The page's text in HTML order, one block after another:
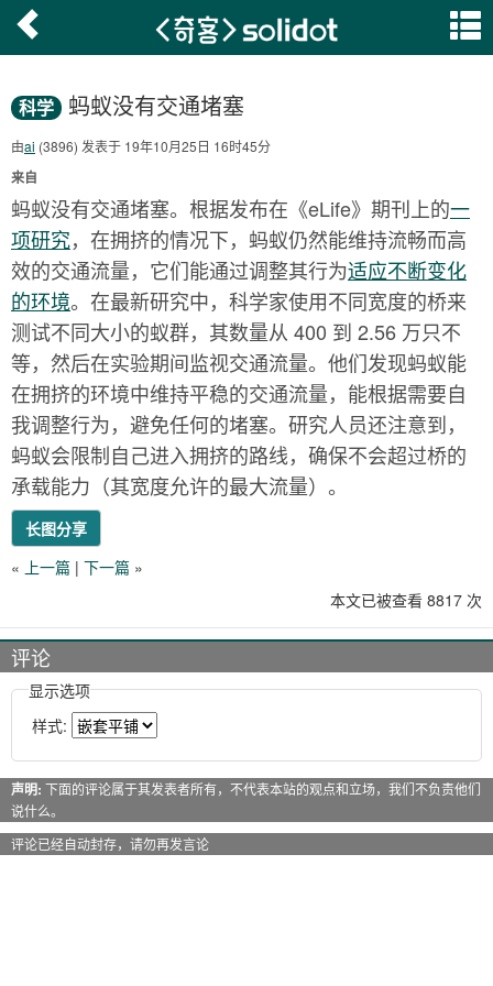
科学 蚂蚁没有交通堵塞
由ai (3896) 发表于 19年10月25日 16时45分
来自
蚂蚁没有交通堵塞。根据发布在《eLife》期刊上的一
项研究，在拥挤的情况下，蚂蚁仍然能维持流畅而高
效的交通流量，它们能通过调整其行为适应不断变化
的环境。在最新研究中，科学家使用不同宽度的桥来
测试不同大小的蚁群，其数量从 400 到 2.56 万只不
等，然后在实验期间监视交通流量。他们发现蚂蚁能
在拥挤的环境中维持平稳的交通流量，能根据需要自
我调整行为，避免任何的堵塞。研究人员还注意到，
蚂蚁会限制自己进入拥挤的路线，确保不会超过桥的
承载能力（其宽度允许的最大流量）。
长图分享
« 上一篇 | 下一篇 »
本文已被查看 8817 次
评论
显示选项
样式:
声明: 下面的评论属于其发表者所有，不代表本站的观点和立场，我们不负责他们
说什么。
评论已经自动封存，请勿再发言论